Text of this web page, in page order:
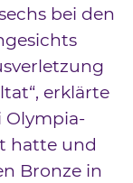
bei den
erklärte
Olympia-
hatte und
Bronze in